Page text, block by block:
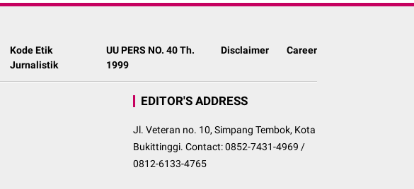
Kode Etik
Jurnalistik
UU PERS NO. 40 Th.
1999
Disclaimer Career
EDITOR'S ADDRESS
Jl. Veteran no. 10, Simpang Tembok, Kota
Bukittinggi. Contact: 0852-7431-4969 /
0812-6133-4765